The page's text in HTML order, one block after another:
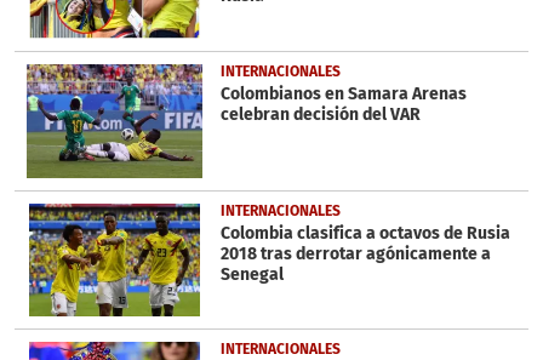
INTERNACIONALES
Colombianos en Samara Arenas
celebran decisión del VAR
INTERNACIONALES
Colombia clasifica a octavos de Rusia
2018 tras derrotar agónicamente a
Senegal
INTERNACIONALES